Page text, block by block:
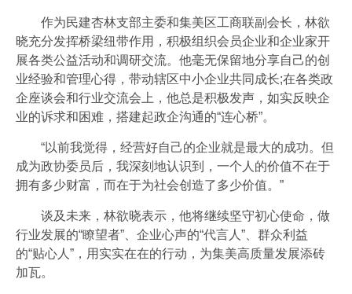
作为民建杏林支部主委和集美区工商联副会长，林欲
晓充分发挥桥梁纽带作用，积极组织会员企业和企业家开
展各类公益活动和调研交流。他毫无保留地分享自己的创
业经验和管理心得，带动辖区中小企业共同成长;在各类政
企座谈会和行业交流会上，他总是积极发声，如实反映企
业的诉求和困难，搭建起政企沟通的“连心桥”。
“以前我觉得，经营好自己的企业就是最大的成功。但
成为政协委员后，我深刻地认识到，一个人的价值不在于
拥有多少财富，而在于为社会创造了多少价值。”
谈及未来，林欲晓表示，他将继续坚守初心使命，做
行业发展的“瞭望者”、企业心声的“代言人”、群众利益
的“贴心人”，用实实在在的行动，为集美高质量发展添砖
加瓦。